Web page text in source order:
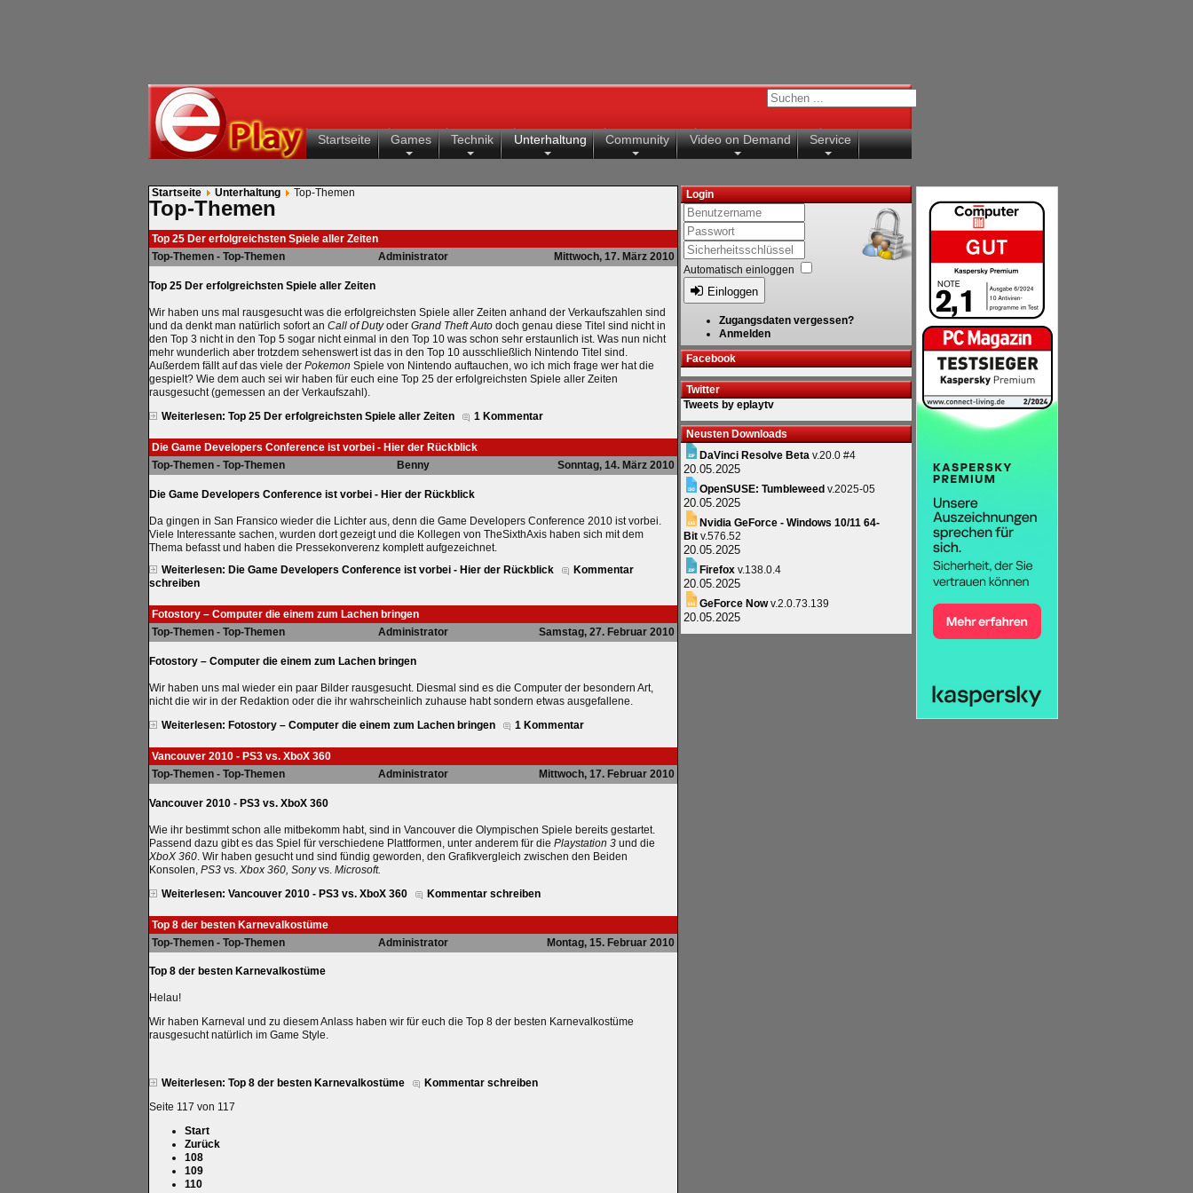
Startseite Games Technik Unterhaltung Community Video on Demand Service
Startseite Unterhaltung Top-Themen
Top-Themen
Top 25 Der erfolgreichsten Spiele aller Zeiten
Top-Themen - Top-Themen
Administrator Mittwoch, 17. März 2010
Top 25 Der erfolgreichsten Spiele aller Zeiten
Wir haben uns mal rausgesucht was die erfolgreichsten Spiele aller Zeiten anhand der Verkaufszahlen sind
und da denkt man natürlich sofort an Call of Dutyoder Grand Theft Auto doch genau diese Titel sind nicht in
den Top 3 nicht in den Top 5 sogar nicht einmal in den Top 10 was schon sehr erstaunlich ist. Was nun nicht
mehr wunderlich aber trotzdem sehenswert ist das in den Top 10 ausschließlich Nintendo Titel sind.
Außerdem fällt auf das viele der Pokemon Spiele von Nintendo auftauchen, wo ich mich frage wer hat die
gespielt? Wie dem auch sei wir haben für euch eine Top 25 der erfolgreichsten Spiele aller Zeiten
rausgesucht (gemessen an der Verkaufszahl).
Weiterlesen: Top 25 Der erfolgreichsten Spiele aller Zeiten
1 Kommentar
Die Game Developers Conference ist vorbei - Hier der Rückblick
Top-Themen - Top-Themen
Benny Sonntag, 14. März 2010
Die Game Developers Conference ist vorbei - Hier der Rückblick
Da gingen in San Fransico wieder die Lichter aus, denn die Game Developers Conference 2010 ist vorbei.
Viele Interessante sachen, wurden dort gezeigt und die Kollegen von TheSixthAxis haben sich mit dem
Thema befasst und haben die Pressekonverenz komplett aufgezeichnet.
Weiterlesen: Die Game Developers Conference ist vorbei - Hier der Rückblick
Kommentar
schreiben
Fotostory – Computer die einem zum Lachen bringen
Top-Themen - Top-Themen
Administrator Samstag, 27. Februar 2010
Fotostory – Computer die einem zum Lachen bringen
Wir haben uns mal wieder ein paar Bilder rausgesucht. Diesmal sind es die Computer der besondern Art,
nicht die wir in der Redaktion oder die ihr wahrscheinlich zuhause habt sondern etwas ausgefallene.
Weiterlesen: Fotostory – Computer die einem zum Lachen bringen
1 Kommentar
Vancouver 2010 - PS3 vs. XboX 360
Top-Themen - Top-Themen
Administrator Mittwoch, 17. Februar 2010
Vancouver 2010 - PS3 vs. XboX 360
Wie ihr bestimmt schon alle mitbekomm habt, sind in Vancouver die Olympischen Spiele bereits gestartet.
Passend dazu gibt es das Spiel für verschiedene Plattformen, unter anderem für die Playstation 3 und die
XboX 360 . Wir haben gesucht und sind fündig geworden, den Grafikvergleich zwischen den Beiden
Konsolen, PS3 vs. Xbox 360, Sonyvs. Microsoft.
Weiterlesen: Vancouver 2010 - PS3 vs. XboX 360
Kommentar schreiben
Top 8 der besten Karnevalkostüme
Top-Themen - Top-Themen
Administrator Montag, 15. Februar 2010
Top 8 der besten Karnevalkostüme
Helau!
Wir haben Karneval und zu diesem Anlass haben wir für euch die Top 8 der besten Karnevalkostüme
rausgesucht natürlich im Game Style.
Weiterlesen: Top 8 der besten Karnevalkostüme
Kommentar schreiben
Seite 117 von 117
Start
Zurück
108
109
110
Login
Automatisch einloggen
Einloggen
Zugangsdaten vergessen?
Anmelden
Facebook
Twitter
Tweets by eplaytv
Neusten Downloads
DaVinci Resolve Beta v.20.0 #4
20.05.2025
OpenSUSE: Tumbleweed v.2025-05
20.05.2025
Nvidia GeForce - Windows 10/11 64-
Bit v.576.52
20.05.2025
Firefox v.138.0.4
20.05.2025
GeForce Nowv.2.0.73.139
20.05.2025